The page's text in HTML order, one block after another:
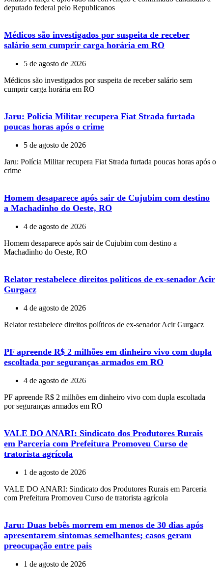
deputado federal pelo Republicanos
Médicos são investigados por suspeita de receber
salário sem cumprir carga horária em RO
5 de agosto de 2026
Médicos são investigados por suspeita de receber salário sem
cumprir carga horária em RO
Jaru: Polícia Militar recupera Fiat Strada furtada
poucas horas após o crime
5 de agosto de 2026
Jaru: Polícia Militar recupera Fiat Strada furtada poucas horas após o
crime
Homem desaparece após sair de Cujubim com destino
a Machadinho do Oeste, RO
4 de agosto de 2026
Homem desaparece após sair de Cujubim com destino a
Machadinho do Oeste, RO
Relator restabelece direitos políticos de ex-senador Acir
Gurgacz
4 de agosto de 2026
Relator restabelece direitos políticos de ex-senador Acir Gurgacz
PF apreende R$ 2 milhões em dinheiro vivo com dupla
escoltada por seguranças armados em RO
4 de agosto de 2026
PF apreende R$ 2 milhões em dinheiro vivo com dupla escoltada
por seguranças armados em RO
VALE DO ANARI: Sindicato dos Produtores Rurais
em Parceria com Prefeitura Promoveu Curso de
tratorista agrícola
1 de agosto de 2026
VALE DO ANARI: Sindicato dos Produtores Rurais em Parceria
com Prefeitura Promoveu Curso de tratorista agrícola
Jaru: Duas bebês morrem em menos de 30 dias após
apresentarem sintomas semelhantes; casos geram
preocupação entre pais
1 de agosto de 2026